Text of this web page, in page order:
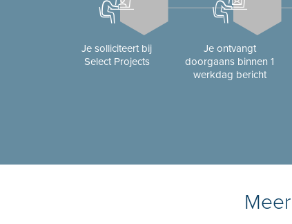
Je solliciteert bij
Select Projects
Je ontvangt
doorgaans binnen 1
werkdag bericht